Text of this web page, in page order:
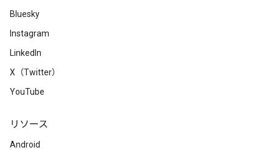
Bluesky
Instagram
LinkedIn
X（Twitter）
YouTube
リソース
Android